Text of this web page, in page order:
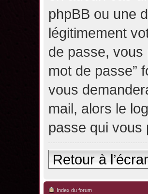
phpBB ou une
légitimement
de passe, vous
mot de passe”
vous
mail, alors le
passe qui vous
Retour à
Index du forum